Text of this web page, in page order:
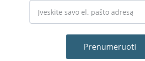
Prenumeruoti